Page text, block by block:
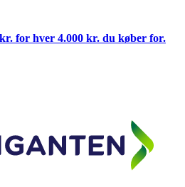
for hver 4.000 kr. du køber for.